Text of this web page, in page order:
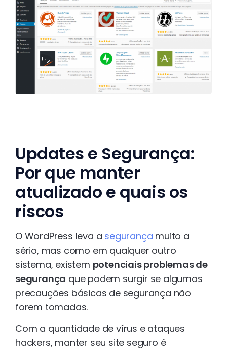
Updates e Segurança:
Por que manter
atualizado e quais os
riscos
O WordPress leva a segurança muito a
sério, mas como em qualquer outro
sistema, existem potenciais problemas de
segurança que podem surgir se algumas
precauções básicas de segurança não
forem tomadas.
Com a quantidade de vírus e ataques
hackers, manter seu site seguro é